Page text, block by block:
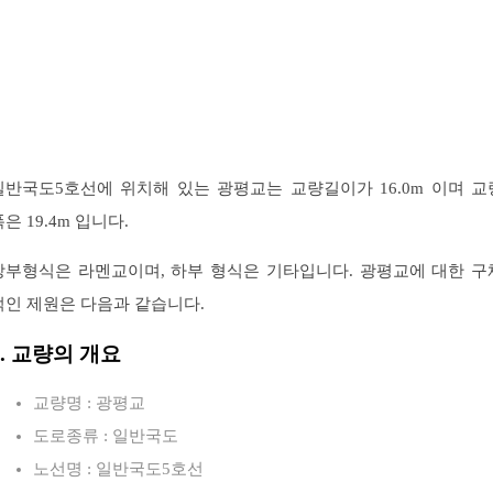
반국도5호선에 위치해 있는 광평교는 교량길이가 16.0m 이며 교
은 19.4m 입니다.
부형식은 라멘교이며, 하부 형식은 기타입니다. 광평교에 대한 구
인 제원은 다음과 같습니다.
교량의 개요
교량명 : 광평교
도로종류 : 일반국도
노선명 : 일반국도5호선